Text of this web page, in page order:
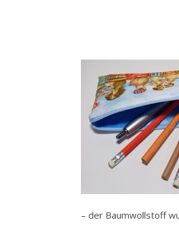
– der Baumwollstoff